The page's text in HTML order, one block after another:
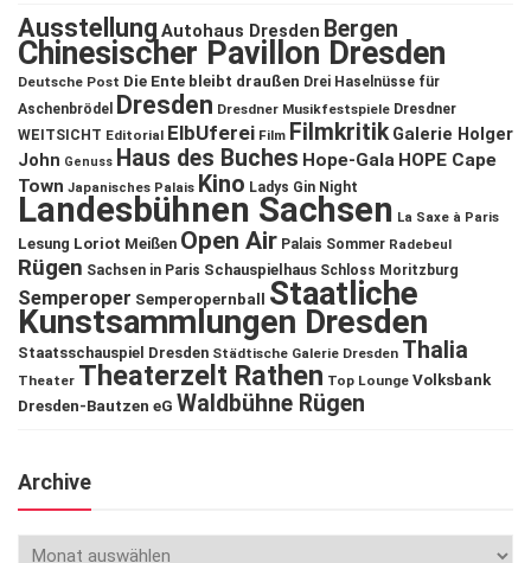
Ausstellung Autohaus Dresden Bergen
Chinesischer Pavillon Dresden
Deutsche Post Die Ente bleibt draußen Drei Haselnüsse für
Aschenbrödel
Dresden Dresdner Musikfestspiele Dresdner
WEITSICHT Editorial ElbUferei Film Filmkritik Galerie Holger
John Genuss Haus des Buches Hope-Gala HOPE Cape
Town Japanisches Palais Kino Ladys Gin Night
Landesbühnen Sachsen La Saxe à Paris
Lesung Loriot Meißen Open Air Palais Sommer Radebeul
Rügen Sachsen in Paris Schauspielhaus Schloss Moritzburg
Semperoper Semperopernball Staatliche
Kunstsammlungen Dresden
Staatsschauspiel Dresden Städtische Galerie Dresden Thalia
Theater Theaterzelt Rathen Top Lounge Volksbank
Dresden-Bautzen eG Waldbühne Rügen
Archive